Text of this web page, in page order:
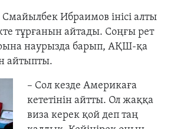
Ибраимов інісі алты
тұрғанын айтады. Соңғы рет
наурызда барып, АҚШ-қа
айтыпты.
– Сол кезде Америкаға
кететінін айтты. Ол жаққа
виза керек қой деп таң